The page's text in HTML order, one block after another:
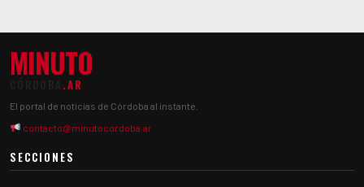
MINUTO
.AR
El portal de noticias de Córdoba al instante.
contacto@minutocordoba.ar
SECCIONES